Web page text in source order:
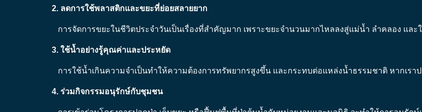
2. ลดการใช้พลาสติกและขยะที่ย่อยสลายยาก
การจัดการขยะในชีวิตประจำวันเป็นเรื่องที่สำคัญมาก เพราะขยะจำนวนมากไหลลงสู่แม่น้ำ ลำคลอง แ
3. ใช้น้ำอย่างรู้คุณค่าและประหยัด
การใช้น้ำเกินความจำเป็นทำให้ความต้องการทรัพยากรสูงขึ้น และกระทบต่อแหล่งน้ำธรรมชาติ หากเร
4. ร่วมกิจกรรมอนุรักษ์กับชุมชน